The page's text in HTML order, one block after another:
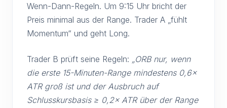
Wenn-Dann-Regeln. Um 9:15 Uhr bricht der
Preis minimal aus der Range. Trader A „fühlt
Momentum“ und geht Long.
Trader B prüft seine Regeln: „ORB nur, wenn
die erste 15-Minuten-Range mindestens 0,6×
ATR groß ist und der Ausbruch auf
Schlusskursbasis ≥ 0,2× ATR über der Range